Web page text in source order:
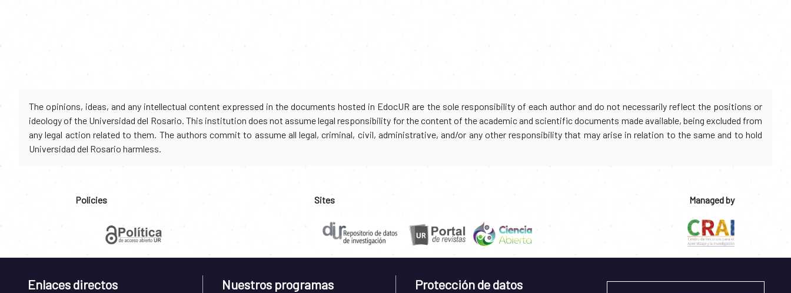
The opinions, ideas, and any intellectual content expressed in the documents hosted in EdocUR are the sole responsibility of each author and do not necessarily reflect the positions or
ideology of the Universidad del Rosario. This institution does not assume legal responsibility for the content of the academic and scientific documents made available, being excluded from
any legal action related to them. The authors commit to assume all legal, criminal, civil, administrative, and/or any other responsibility that may arise in relation to the same and to hold
Universidad del Rosario harmless.
Policies Sites Managed by
Enlaces directos Nuestros programas Protección de datos